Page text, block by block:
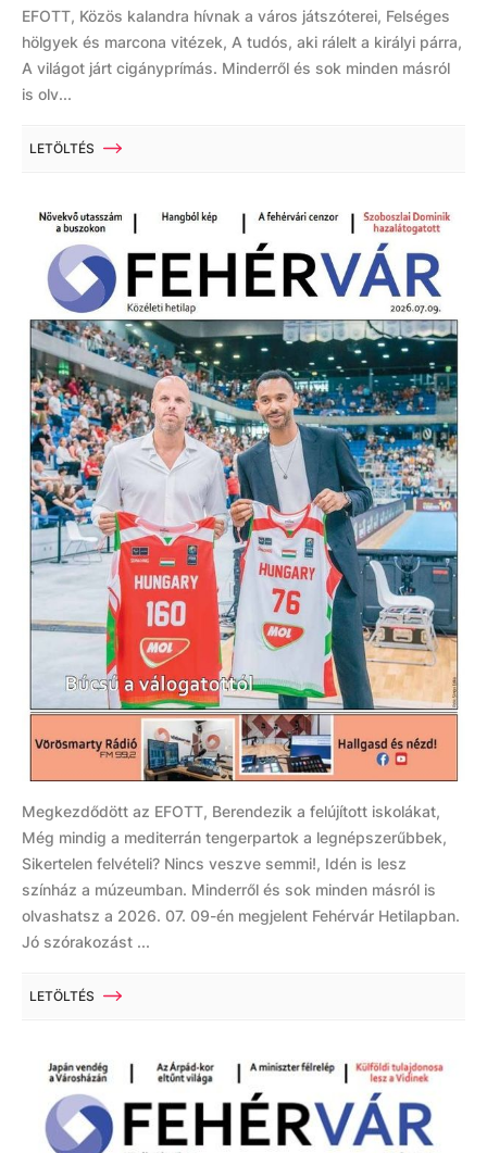
EFOTT, Közös kalandra hívnak a város játszóterei, Felséges
hölgyek és marcona vitézek, A tudós, aki rálelt a királyi párra,
A világot járt cigányprímás. Minderről és sok minden másról
is olv...
LETÖLTÉS
Megkezdődött az EFOTT, Berendezik a felújított iskolákat,
Még mindig a mediterrán tengerpartok a legnépszerűbbek,
Sikertelen felvételi? Nincs veszve semmi!, Idén is lesz
színház a múzeumban. Minderről és sok minden másról is
olvashatsz a 2026. 07. 09-én megjelent Fehérvár Hetilapban.
Jó szórakozást ...
LETÖLTÉS